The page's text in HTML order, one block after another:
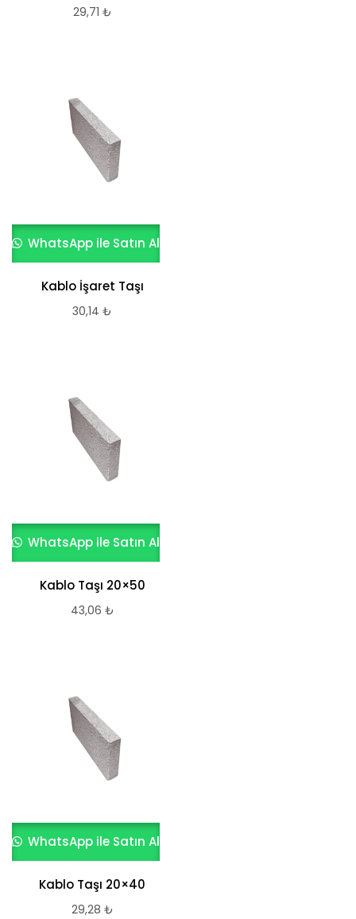
29,71 ₺
WhatsApp ile Satın Al
Kablo İşaret Taşı
30,14 ₺
WhatsApp ile Satın Al
Kablo Taşı 20×50
43,06 ₺
WhatsApp ile Satın Al
Kablo Taşı 20×40
29,28 ₺